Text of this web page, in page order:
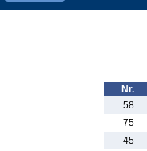
Nr.
58
75
45